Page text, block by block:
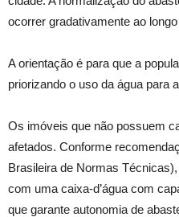
ocorrer gradativamente ao
A orientação é para que a
priorizando o uso da água para
Os imóveis que não possuem
afetados. Conforme
Brasileira de Normas
com uma caixa-d’água com
que garante autonomia de